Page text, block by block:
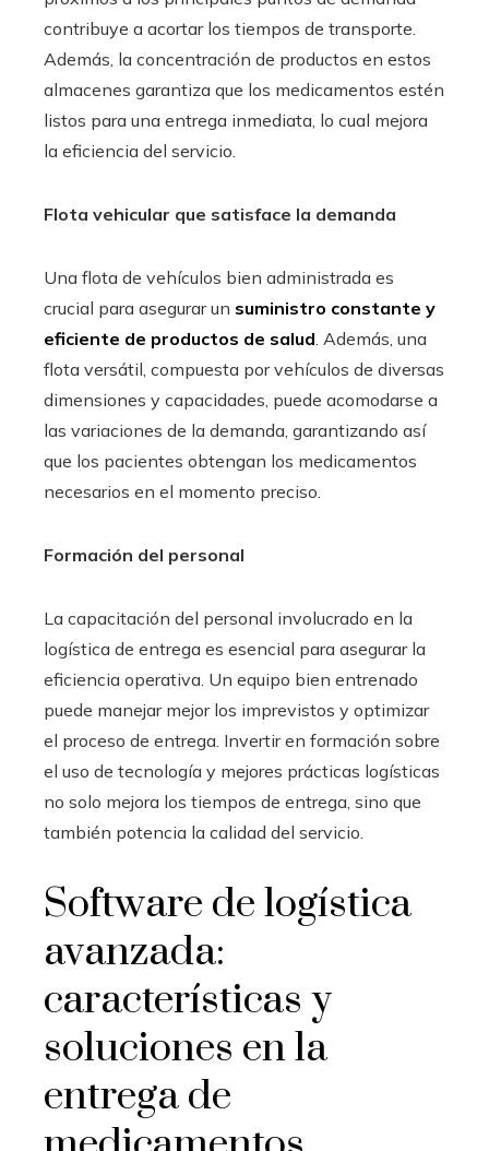
contribuye a acortar los tiempos de transporte.
Además, la concentración de productos en estos
almacenes garantiza que los medicamentos estén
listos para una entrega inmediata, lo cual mejora
la eficiencia del servicio.
Flota vehicular que satisface la demanda
Una flota de vehículos bien administrada es
crucial para asegurar un suministro constante y
eficiente de productos de salud. Además, una
flota versátil, compuesta por vehículos de diversas
dimensiones y capacidades, puede acomodarse a
las variaciones de la demanda, garantizando así
que los pacientes obtengan los medicamentos
necesarios en el momento preciso.
Formación del personal
La capacitación del personal involucrado en la
logística de entrega es esencial para asegurar la
eficiencia operativa. Un equipo bien entrenado
puede manejar mejor los imprevistos y optimizar
el proceso de entrega. Invertir en formación sobre
el uso de tecnología y mejores prácticas logísticas
no solo mejora los tiempos de entrega, sino que
también potencia la calidad del servicio.
Software de logística
avanzada:
características y
soluciones en la
entrega de